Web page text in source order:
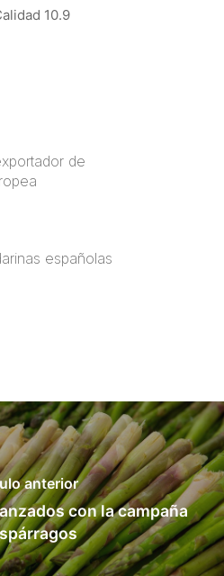
10.9
de
españolas
anterior
con la campaña